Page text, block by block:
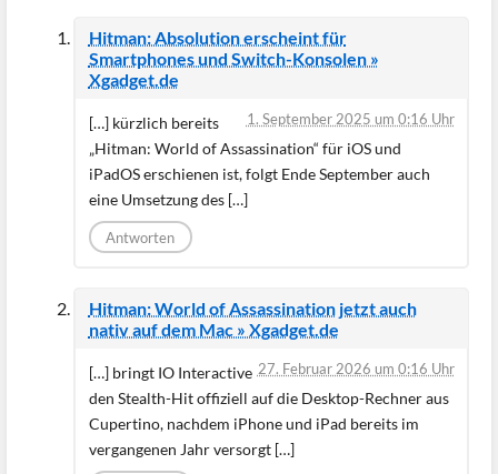
Hitman: Absolution erscheint für
Smartphones und Switch-Konsolen »
Xgadget.de
1. September 2025 um 0:16 Uhr
[…] kürzlich bereits
„Hitman: World of Assassination“ für iOS und
iPadOS erschienen ist, folgt Ende September auch
eine Umsetzung des […]
Antworten
Hitman: World of Assassination jetzt auch
nativ auf dem Mac » Xgadget.de
27. Februar 2026 um 0:16 Uhr
[…] bringt IO Interactive
den Stealth-Hit offiziell auf die Desktop-Rechner aus
Cupertino, nachdem iPhone und iPad bereits im
vergangenen Jahr versorgt […]